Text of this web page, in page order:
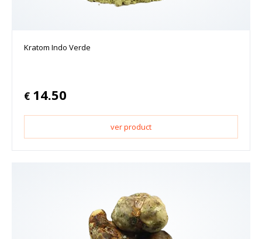
Kratom Indo Verde
€ 14.50
ver product